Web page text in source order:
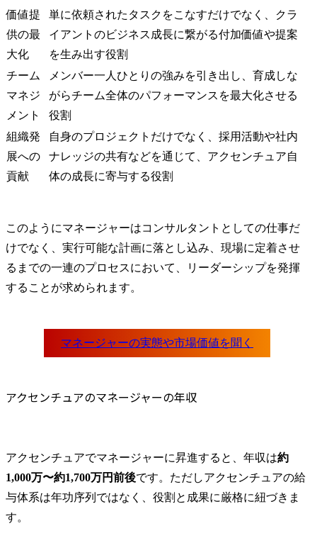
価値提
供の最
大化
単に依頼されたタスクをこなすだけでなく、クラ
イアントのビジネス成長に繋がる付加価値や提案
を生み出す役割
チーム
マネジ
メント
メンバー一人ひとりの強みを引き出し、育成しな
がらチーム全体のパフォーマンスを最大化させる
役割
組織発
展への
貢献
自身のプロジェクトだけでなく、採用活動や社内
ナレッジの共有などを通じて、アクセンチュア自
体の成長に寄与する役割
このようにマネージャーはコンサルタントとしての仕事だ
けでなく、実行可能な計画に落とし込み、現場に定着させ
るまでの一連のプロセスにおいて、リーダーシップを発揮
することが求められます。
アクセンチュアのマネージャーの年収
アクセンチュアでマネージャーに昇進すると、年収は約
1,000万〜約1,700万円前後です。ただしアクセンチュアの給
与体系は年功序列ではなく、役割と成果に厳格に紐づきま
す。